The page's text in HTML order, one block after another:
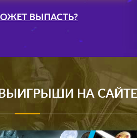
ВЫПАСТЬ?
НА САЙТЕ